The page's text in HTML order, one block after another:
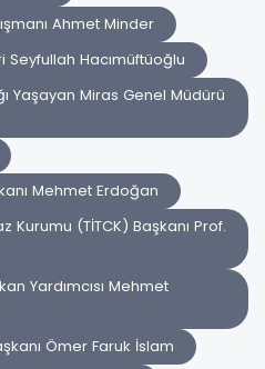
Ahmet Minder
Seyfullah Hacımüftüoğlu
Yaşayan Miras Genel Müdürü
Mehmet Erdoğan
Kurumu (TİTCK) Başkanı Prof.
Yardımcısı Mehmet
Ömer Faruk İslam